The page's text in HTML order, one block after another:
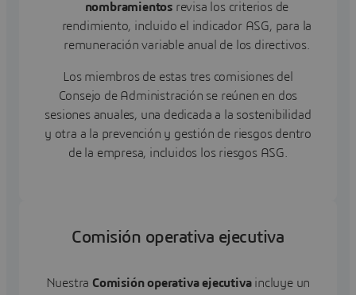
nombramientos revisa los criterios de
rendimiento, incluido el indicador ASG, para la
remuneración variable anual de los directivos.
Los miembros de estas tres comisiones del
Consejo de Administración se reúnen en dos
sesiones anuales, una dedicada a la sostenibilidad
y otra a la prevención y gestión de riesgos dentro
de la empresa, incluidos los riesgos ASG.
Comisión operativa ejecutiva
Nuestra Comisión operativa ejecutiva incluye un